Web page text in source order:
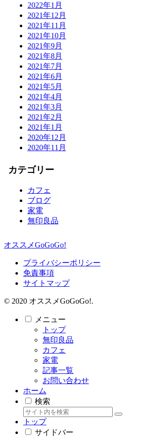
2022年1月
2021年12月
2021年11月
2021年10月
2021年9月
2021年8月
2021年7月
2021年6月
2021年5月
2021年4月
2021年3月
2021年2月
2021年1月
2020年12月
2020年11月
カテゴリー
カフェ
ブログ
家電
無印良品
オススメGoGoGo!
プライバシーポリシー
免責事項
サイトマップ
© 2020 オススメGoGoGo!.
メニュー
トップ
無印良品
カフェ
家電
記事一覧
お問い合わせ
ホーム
検索
トップ
サイドバー